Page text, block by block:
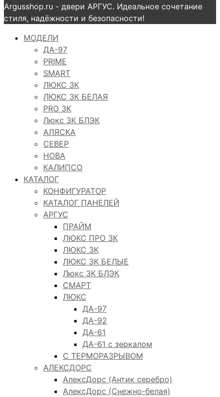
Argusshop.ru - двери АРГУС. Идеальное сочетание
стиля, надёжности и безопасности!
МОДЕЛИ
ДА-97
PRIME
SMART
ЛЮКС 3К
ЛЮКС 3К БЕЛАЯ
PRO 3K
Люкс 3К БЛЭК
АЛЯСКА
СЕВЕР
НОВА
КАЛИПСО
КАТАЛОГ
КОНФИГУРАТОР
КАТАЛОГ ПАНЕЛЕЙ
АРГУС
ПРАЙМ
ЛЮКС ПРО 3К
ЛЮКС 3К
ЛЮКС 3К БЕЛЫЕ
Люкс 3К БЛЭК
СМАРТ
ЛЮКС
ДА-97
ДА-92
ДА-61
ДА-61 с зеркалом
С ТЕРМОРАЗРЫВОМ
АЛЕКСДОРС
АлексДорс (Антик серебро)
АлексДорс (Снежно-белая)